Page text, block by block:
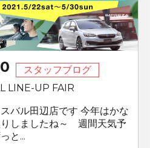
スタッフブログ
LINE-UP FAIR
バル田辺店です 今年はかな
りしましたね～ 週間天気予
と...